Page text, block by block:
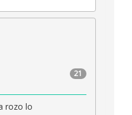
21
rozo lo